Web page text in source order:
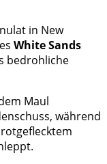
in New
White Sands
bedrohliche
Maul
während